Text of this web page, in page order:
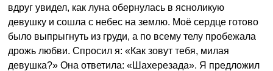
вдруг увидел, как луна обернулась в ясноликую
девушку и сошла с небес на землю. Моё сердце готово
было выпрыгнуть из груди, а по всему телу пробежала
дрожь любви. Спросил я: «Как зовут тебя, милая
девушка?» Она ответила: «Шахерезада». Я предложил